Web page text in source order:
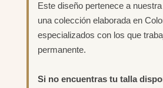
Este diseño pertenece a nuestra
una colección elaborada en
especializados con los que
permanente.
Si no encuentras tu talla